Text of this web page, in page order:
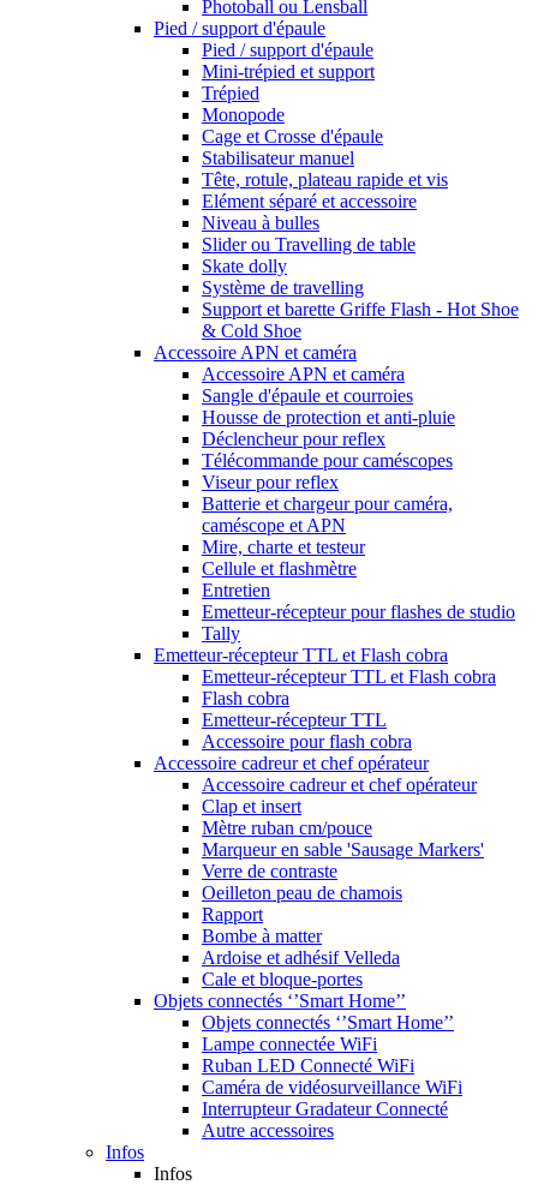
Photoball ou Lensball
Pied / support d'épaule
Pied / support d'épaule
Mini-trépied et support
Trépied
Monopode
Cage et Crosse d'épaule
Stabilisateur manuel
Tête, rotule, plateau rapide et vis
Elément séparé et accessoire
Niveau à bulles
Slider ou Travelling de table
Skate dolly
Système de travelling
Support et barette Griffe Flash - Hot Shoe
& Cold Shoe
Accessoire APN et caméra
Accessoire APN et caméra
Sangle d'épaule et courroies
Housse de protection et anti-pluie
Déclencheur pour reflex
Télécommande pour caméscopes
Viseur pour reflex
Batterie et chargeur pour caméra,
caméscope et APN
Mire, charte et testeur
Cellule et flashmètre
Entretien
Emetteur-récepteur pour flashes de studio
Tally
Emetteur-récepteur TTL et Flash cobra
Emetteur-récepteur TTL et Flash cobra
Flash cobra
Emetteur-récepteur TTL
Accessoire pour flash cobra
Accessoire cadreur et chef opérateur
Accessoire cadreur et chef opérateur
Clap et insert
Mètre ruban cm/pouce
Marqueur en sable 'Sausage Markers'
Verre de contraste
Oeilleton peau de chamois
Rapport
Bombe à matter
Ardoise et adhésif Velleda
Cale et bloque-portes
Objets connectés ‘’Smart Home’’
Objets connectés ‘’Smart Home’’
Lampe connectée WiFi
Ruban LED Connecté WiFi
Caméra de vidéosurveillance WiFi
Interrupteur Gradateur Connecté
Autre accessoires
Infos
Infos